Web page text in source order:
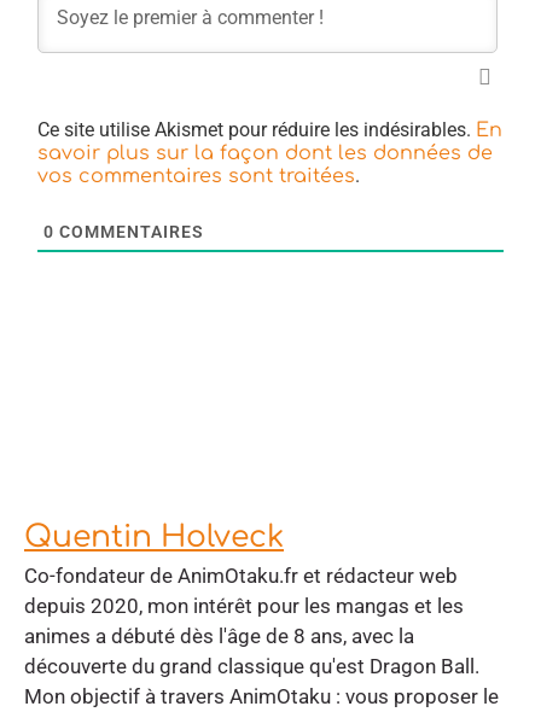
Ce site utilise Akismet pour réduire les indésirables. En
savoir plus sur la façon dont les données de
vos commentaires sont traitées.
0 COMMENTAIRES
Quentin Holveck
Co-fondateur de AnimOtaku.fr et rédacteur web
depuis 2020, mon intérêt pour les mangas et les
animes a débuté dès l'âge de 8 ans, avec la
découverte du grand classique qu'est Dragon Ball.
Mon objectif à travers AnimOtaku : vous proposer le